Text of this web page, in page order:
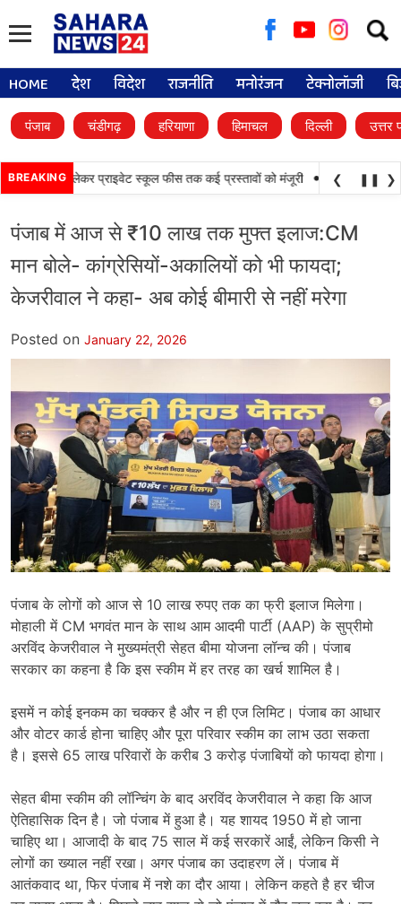
for:
HOME देश विदेश राजनीति मनोरंजन टेक्नोलॉजी
पंजाब चंडीगढ़ हरियाणा हिमाचल दिल्ली उत्तर
BREAKINGसे लेकर प्राइवेट स्कूल फीस तक कई प्रस्तावों को मंजूरी •पंजाब विधानसभा में
❮ ❚❚ ❯
पंजाब में आज से ₹10 लाख तक मुफ्त इलाज:CM
मान बोले- कांग्रेसियों-अकालियों को भी फायदा;
केजरीवाल ने कहा- अब कोई बीमारी से नहीं मरेगा
Posted on January 22, 2026
पंजाब के लोगों को आज से 10 लाख रुपए तक का फ्री इलाज मिलेगा।
मोहाली में CM भगवंत मान के साथ आम आदमी पार्टी (AAP) के सुप्रीमो
अरविंद केजरीवाल ने मुख्यमंत्री सेहत बीमा योजना लॉन्च की। पंजाब
सरकार का कहना है कि इस स्कीम में हर तरह का खर्च शामिल है।
इसमें न कोई इनकम का चक्कर है और न ही एज लिमिट। पंजाब का आधार
और वोटर कार्ड होना चाहिए और पूरा परिवार स्कीम का लाभ उठा सकता
है। इससे 65 लाख परिवारों के करीब 3 करोड़ पंजाबियों को फायदा हाेगा।
सेहत बीमा स्कीम की लॉन्चिंग के बाद अरविंद केजरीवाल ने कहा कि आज
ऐतिहासिक दिन है। जो पंजाब में हुआ है। यह शायद 1950 में हो जाना
चाहिए था। आजादी के बाद 75 साल में कई सरकारें आईं, लेकिन किसी ने
लोगों का ख्याल नहीं रखा। अगर पंजाब का उदाहरण लें। पंजाब में
आतंकवाद था, फिर पंजाब में नशे का दौर आया। लेकिन कहते है हर चीज